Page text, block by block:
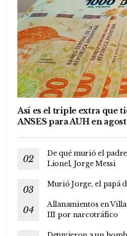
Así es el triple extra que
ANSES para AUH en
De qué murió el
Lionel, Jorge Messi
Murió Jorge, el papá
Allanamientos en
III por narcotráfico